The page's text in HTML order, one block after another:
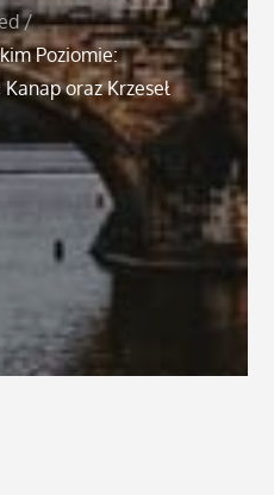
Poziomie:
oraz Krzeseł